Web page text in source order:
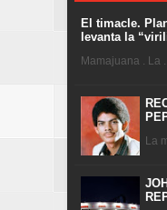
El timacle.
levanta la
Mamajuana . La
La